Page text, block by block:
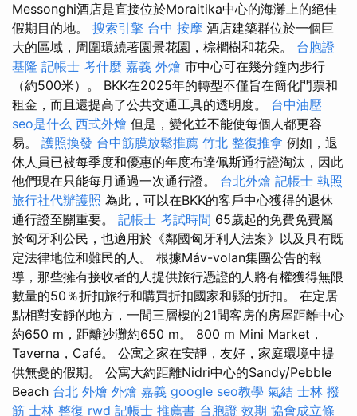
Messonghi酒店是直接位於Moraitika中心的海灘上的絕佳
假期目的地。 搜索引擎 台中 按摩 酒店建築群位於一個巨
大的區域，周圍環繞著園景花園，棕櫚樹和花朵。 台胞證
基隆 記帳士 考什麼 嘉義 外燴 市中心可在幾分鐘內步行
（約500米）。 BKK在2025年的轉型不僅旨在簡化門票和
租金，而且還提高了公共交通工具的透明度。 台中油壓
seo是什么 西式外燴 但是，變化並不能使每個人都更容
易。 護照換發 台中筋膜放鬆推薦 竹北 整復推拿 例如，退
休人員已被每季度和優惠的年度布達佩斯通行證淘汰，因此
他們現在只能每月通過一次通行證。 台北外燴 記帳士 執照
旅行社代辦護照 為此，可以在BKK的客戶中心獲得的退休
通行證至關重要。 記帳士 考試時間 65歲起的免費免費屬
於匈牙利公民，也適用於《鄰國匈牙利人法案》以及具有既
定法律地位和難民的人。 根據Máv-volan集團公告的報
導，那些擁有接收者的人提供旅行憑證的人將有權獲得無限
數量的50％折扣旅行和購買折扣國家和縣的折扣。 在定居
點​​相對安靜的地方，一間三層樓的21間客房的房屋距離中心
約650 m，距離沙灘約650 m。 800 m Mini Market，
Taverna，Café。 公寓之家在安靜，友好，家庭環境中提
供無憂的假期。 公寓大約距離Nidri中心的Sandy/Pebble
Beach 台北 外燴 外燴 嘉義 google seo教學 氣結 士林 撥
筋 士林 整復 rwd 記帳士 推薦書 台胞證 效期 協會成立條